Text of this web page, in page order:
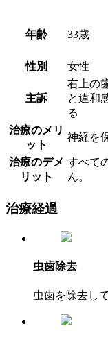
年齢 33歳
性別
女性
主訴
右上の
と違和
る
治療のメリ
ット
神経を
治療のデメ
リット
すべて
ん。
治療経過
虫歯除去
虫歯を除去し